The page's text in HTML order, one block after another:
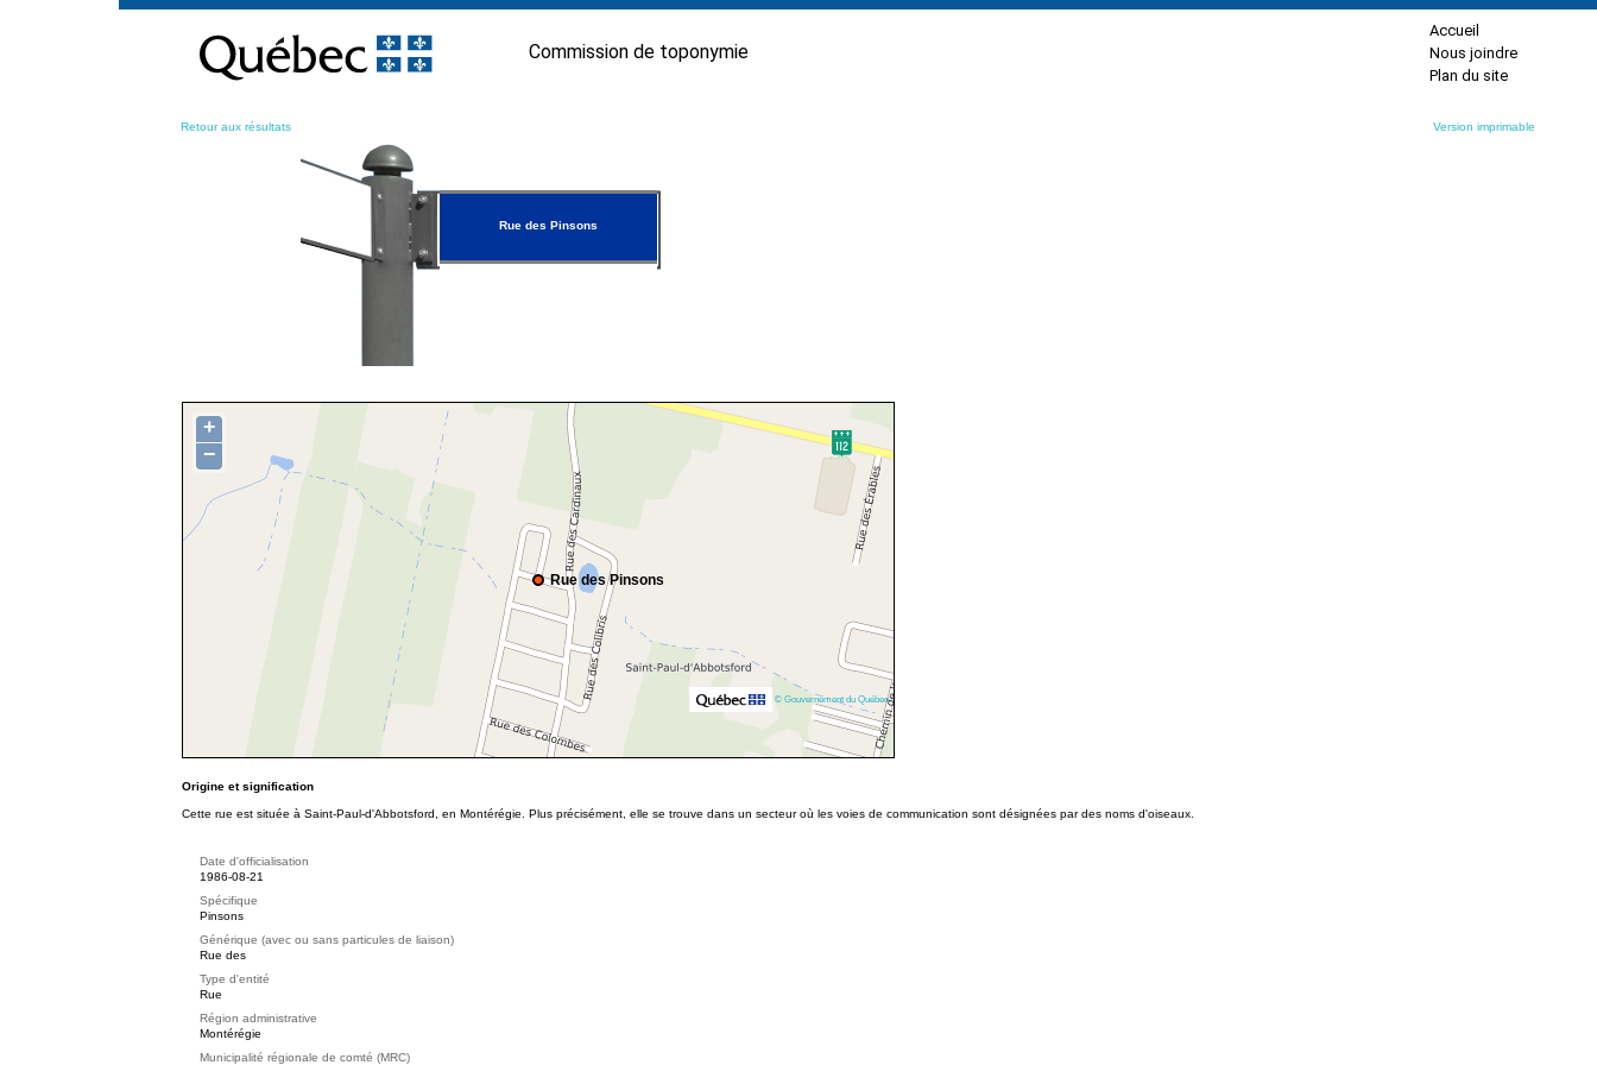
contenu
Commission de toponymie
Accueil
Nous joindre
Plan du site
Retour aux résultats Version imprimable
Rue des Pinsons
Rue des Pinsons
+
−
© Gouvernement du Québec
Origine et signification
Cette rue est située à Saint-Paul-d'Abbotsford, en Montérégie. Plus précisément, elle se trouve dans un secteur où les voies de communication sont désignées par des noms d'oiseaux.
Date d'officialisation
1986-08-21
Spécifique
Pinsons
Générique (avec ou sans particules de liaison)
Rue des
Type d'entité
Rue
Région administrative
Montérégie
Municipalité régionale de comté (MRC)